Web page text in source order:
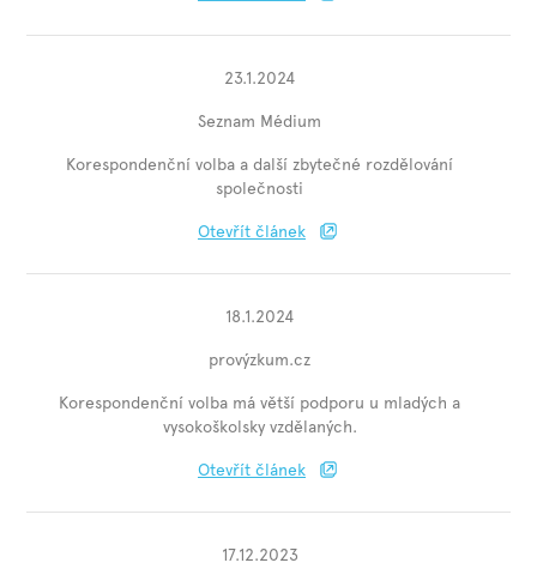
23.1.2024
Seznam Médium
Korespondenční volba a další zbytečné rozdělování
společnosti
Otevřít článek
18.1.2024
provýzkum.cz
Korespondenční volba má větší podporu u mladých a
vysokoškolsky vzdělaných.
Otevřít článek
17.12.2023